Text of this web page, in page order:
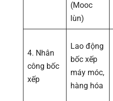
(Mooc
lùn)
4. Nhân
công bốc
xếp
Lao động
bốc xếp
máy móc,
hàng hóa